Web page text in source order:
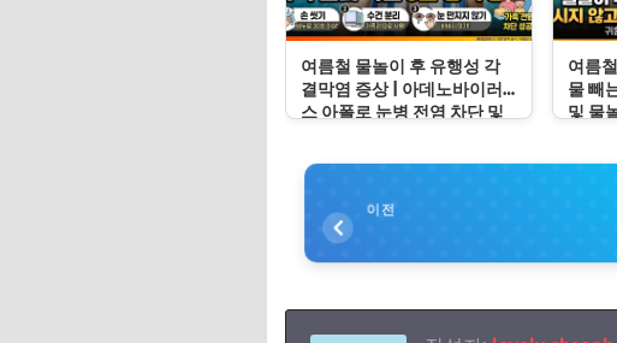
여름철 물놀이 후 유행성 각
결막염 증상 | 아데노바이러
스 아폴로 눈병 전염 차단 및
여름
물 빼
및 물
이전